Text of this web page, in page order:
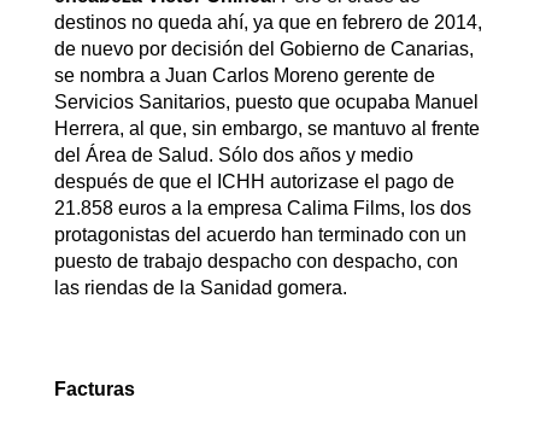
destinos no queda ahí, ya que en febrero de 2014,
de nuevo por decisión del Gobierno de Canarias,
se nombra a Juan Carlos Moreno gerente de
Servicios Sanitarios, puesto que ocupaba Manuel
Herrera, al que, sin embargo, se mantuvo al frente
del Área de Salud. Sólo dos años y medio
después de que el ICHH autorizase el pago de
21.858 euros a la empresa Calima Films, los dos
protagonistas del acuerdo han terminado con un
puesto de trabajo despacho con despacho, con
las riendas de la Sanidad gomera.
Facturas